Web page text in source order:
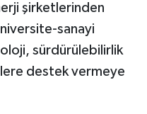
şirketlerinden
sanayi
sürdürülebilirlik
destek vermeye